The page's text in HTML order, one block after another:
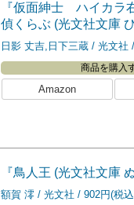
『仮面紳士 ハイカ
偵くらぶ (光文社文庫
日影 丈吉,日下三蔵 光文社
商品を購入
Amazon
『鳥人王 (光文社文庫
額賀 澪 光文社 902円(税